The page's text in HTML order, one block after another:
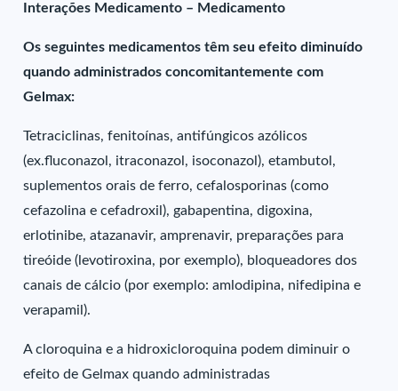
Interações Medicamento – Medicamento
Os seguintes medicamentos têm seu efeito diminuído
quando administrados concomitantemente com
Gelmax:
Tetraciclinas, fenitoínas, antifúngicos azólicos
(ex.fluconazol, itraconazol, isoconazol), etambutol,
suplementos orais de ferro, cefalosporinas (como
cefazolina e cefadroxil), gabapentina, digoxina,
erlotinibe, atazanavir, amprenavir, preparações para
tireóide (levotiroxina, por exemplo), bloqueadores dos
canais de cálcio (por exemplo: amlodipina, nifedipina e
verapamil).
A cloroquina e a hidroxicloroquina podem diminuir o
efeito de Gelmax quando administradas